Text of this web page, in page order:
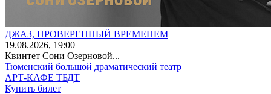
ДЖАЗ, ПРОВЕРЕННЫЙ ВРЕМЕНЕМ
19.08.2026, 19:00
Квинтет Сони Озерновой...
Тюменский большой драматический театр
АРТ-КАФЕ ТБДТ
Купить билет